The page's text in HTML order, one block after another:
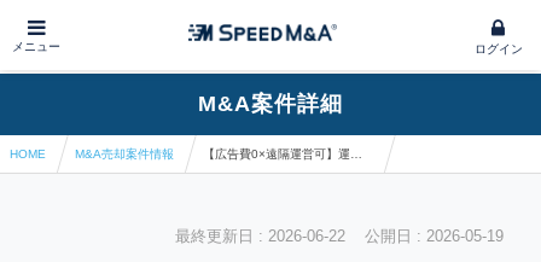
メニュー ログイン
M&A案件詳細
HOME M&A売却案件情報
最終更新日 : 2026-06-22 公開日 : 2026-05-19